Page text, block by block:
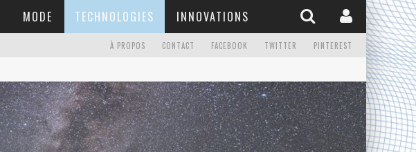
MODE TECHNOLOGIES INNOVATIONS
À PROPOS CONTACT FACEBOOK TWITTER PINTEREST